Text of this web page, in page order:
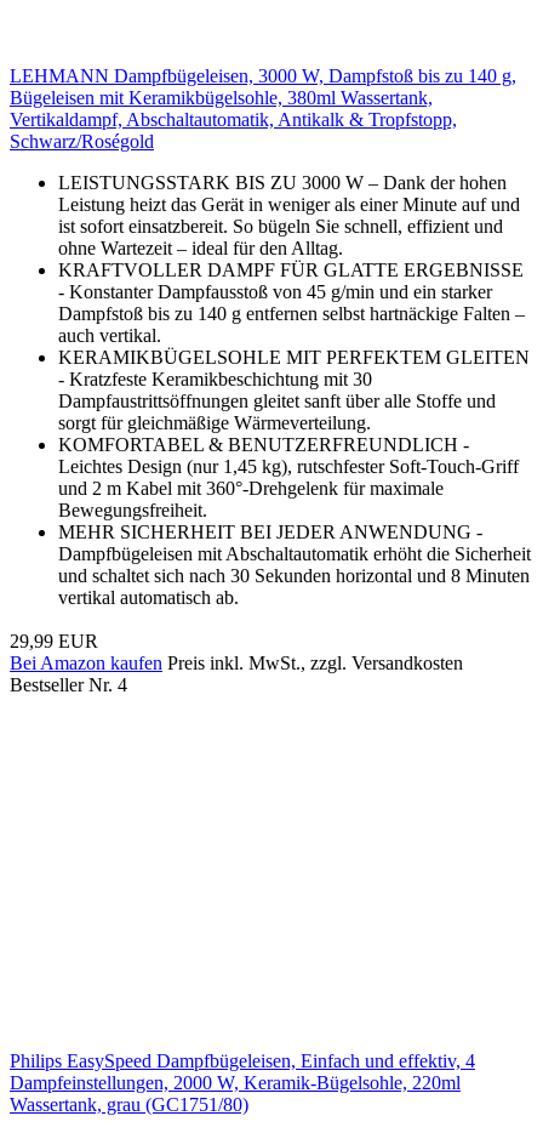
LEHMANN Dampfbügeleisen, 3000 W, Dampfstoß bis zu 140 g,
Bügeleisen mit Keramikbügelsohle, 380ml Wassertank,
Vertikaldampf, Abschaltautomatik, Antikalk & Tropfstopp,
Schwarz/Roségold
LEISTUNGSSTARK BIS ZU 3000 W – Dank der hohen
Leistung heizt das Gerät in weniger als einer Minute auf und
ist sofort einsatzbereit. So bügeln Sie schnell, effizient und
ohne Wartezeit – ideal für den Alltag.
KRAFTVOLLER DAMPF FÜR GLATTE ERGEBNISSE
- Konstanter Dampfausstoß von 45 g/min und ein starker
Dampfstoß bis zu 140 g entfernen selbst hartnäckige Falten –
auch vertikal.
KERAMIKBÜGELSOHLE MIT PERFEKTEM GLEITEN
- Kratzfeste Keramikbeschichtung mit 30
Dampfaustrittsöffnungen gleitet sanft über alle Stoffe und
sorgt für gleichmäßige Wärmeverteilung.
KOMFORTABEL & BENUTZERFREUNDLICH -
Leichtes Design (nur 1,45 kg), rutschfester Soft-Touch-Griff
und 2 m Kabel mit 360°-Drehgelenk für maximale
Bewegungsfreiheit.
MEHR SICHERHEIT BEI JEDER ANWENDUNG -
Dampfbügeleisen mit Abschaltautomatik erhöht die Sicherheit
und schaltet sich nach 30 Sekunden horizontal und 8 Minuten
vertikal automatisch ab.
29,99 EUR
Bei Amazon kaufen Preis inkl. MwSt., zzgl. Versandkosten
Bestseller Nr. 4
Philips EasySpeed Dampfbügeleisen, Einfach und effektiv, 4
Dampfeinstellungen, 2000 W, Keramik-Bügelsohle, 220ml
Wassertank, grau (GC1751/80)